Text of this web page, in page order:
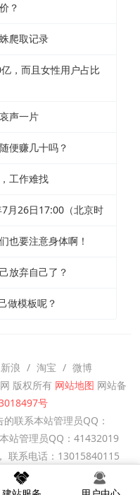
？
爬取记录
，而且女性用户占比
声一片
便赚几十吗？
工作难找
月26日17:00（北京时
也要注意身体啊！
放弃自己了？
做模板呢？
新浪 淘宝
微博
版权所有 网站地图 网站备
号
联系本站管理员QQ：
站管理员QQ：41432019
联系电话：13015840115